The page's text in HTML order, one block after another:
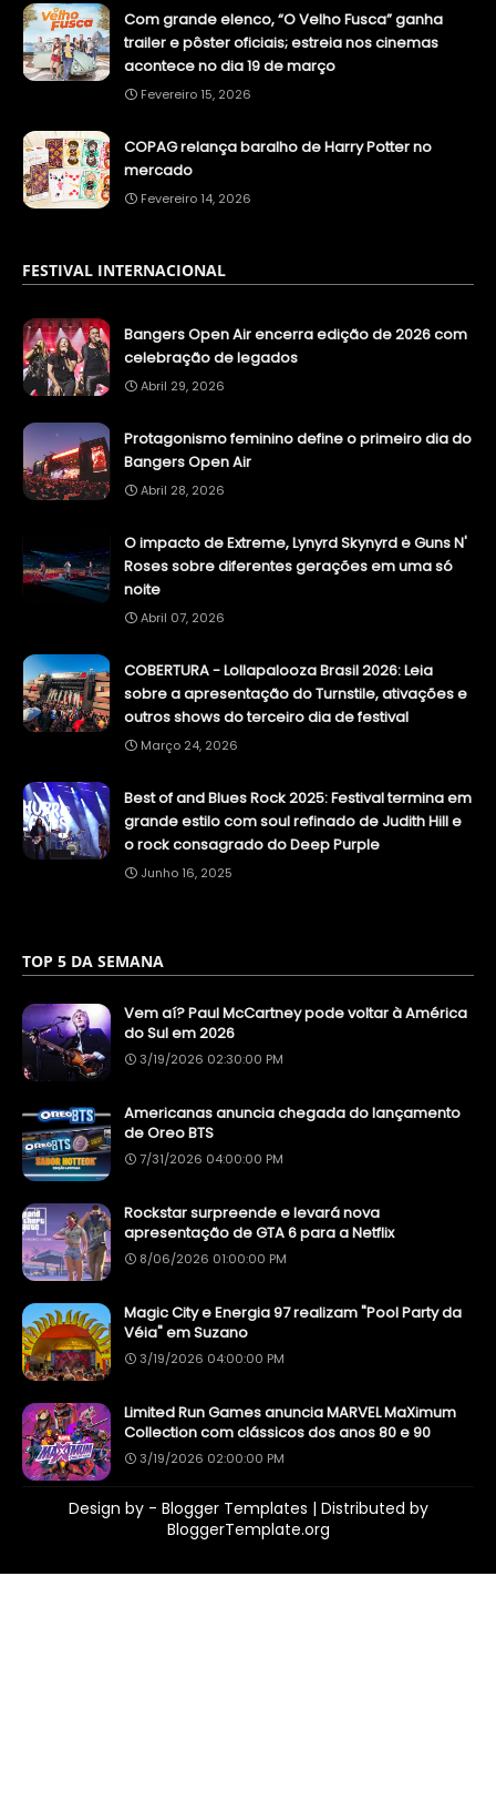
Com grande elenco, “O Velho Fusca” ganha
trailer e pôster oficiais; estreia nos cinemas
acontece no dia 19 de março
Fevereiro 15, 2026
COPAG relança baralho de Harry Potter no
mercado
Fevereiro 14, 2026
FESTIVAL INTERNACIONAL
Bangers Open Air encerra edição de 2026 com
celebração de legados
Abril 29, 2026
Protagonismo feminino define o primeiro dia do
Bangers Open Air
Abril 28, 2026
O impacto de Extreme, Lynyrd Skynyrd e Guns N'
Roses sobre diferentes gerações em uma só
noite
Abril 07, 2026
COBERTURA - Lollapalooza Brasil 2026: Leia
sobre a apresentação do Turnstile, ativações e
outros shows do terceiro dia de festival
Março 24, 2026
Best of and Blues Rock 2025: Festival termina em
grande estilo com soul refinado de Judith Hill e
o rock consagrado do Deep Purple
Junho 16, 2025
TOP 5 DA SEMANA
Vem aí? Paul McCartney pode voltar à América
do Sul em 2026
3/19/2026 02:30:00 PM
Americanas anuncia chegada do lançamento
de Oreo BTS
7/31/2026 04:00:00 PM
Rockstar surpreende e levará nova
apresentação de GTA 6 para a Netflix
8/06/2026 01:00:00 PM
Magic City e Energia 97 realizam "Pool Party da
Véia" em Suzano
3/19/2026 04:00:00 PM
Limited Run Games anuncia MARVEL MaXimum
Collection com clássicos dos anos 80 e 90
3/19/2026 02:00:00 PM
Design by - Blogger Templates | Distributed by
BloggerTemplate.org